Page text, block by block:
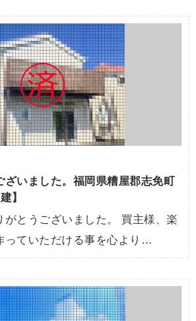
ざいました。福岡県糟屋郡志免町
】
がとうございました。 買主様、楽
っていただける事を心より…